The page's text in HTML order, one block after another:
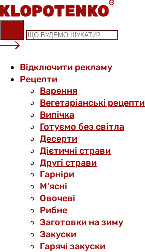
Skip
to
content
Відключити рекламу
Рецепти
Варення
Вегетаріанські рецепти
Випічка
Готуємо без світла
Десерти
Дієтичні страви
Другі страви
Гарніри
М’ясні
Овочеві
Рибне
Заготовки на зиму
Закуски
Гарячі закуски